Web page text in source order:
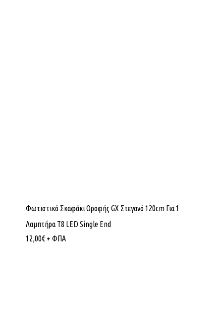
Φωτιστικό Σκαφάκι Οροφής GX Στεγανό 120cm Για 1
Λαμπτήρα T8 LED Single End
12,00€ + ΦΠΑ